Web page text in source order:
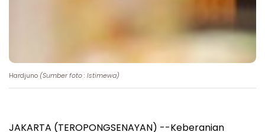
Hardjuno (Sumber foto : Istimewa)
JAKARTA (TEROPONGSENAYAN) --Keberanian